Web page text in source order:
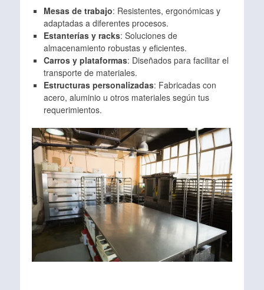
Mesas de trabajo: Resistentes, ergonómicas y
adaptadas a diferentes procesos.
Estanterías y racks: Soluciones de
almacenamiento robustas y eficientes.
Carros y plataformas: Diseñados para facilitar el
transporte de materiales.
Estructuras personalizadas: Fabricadas con
acero, aluminio u otros materiales según tus
requerimientos.